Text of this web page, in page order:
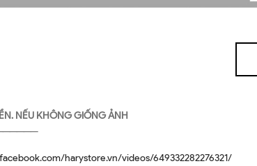
NẾU KHÔNG GIỐNG ẢNH
harystore.vn/videos/649332282276321/